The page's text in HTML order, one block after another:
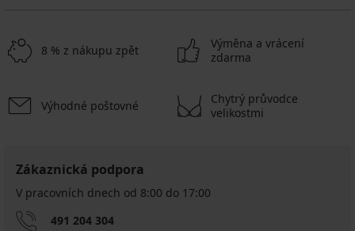
8 % z nákupu zpět
Výměna a vrácení
zdarma
Výhodné poštovné
Chytrý průvodce
velikostmi
Zákaznická podpora
V pracovních dnech od 8:00 do 17:00
491 204 304